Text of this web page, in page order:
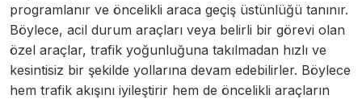
programlanır ve öncelikli araca geçiş üstünlüğü tanınır.
Böylece, acil durum araçları veya belirli bir görevi olan
özel araçlar, trafik yoğunluğuna takılmadan hızlı ve
kesintisiz bir şekilde yollarına devam edebilirler. Böylece
hem trafik akışını iyileştirir hem de öncelikli araçların